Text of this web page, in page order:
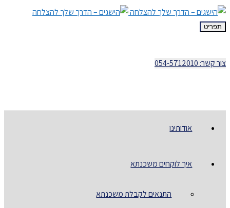
תפריט
צור קשר: 054-5712010
אודותינו
איך לוקחים משכנתא
התנאים לקבלת משכנתא